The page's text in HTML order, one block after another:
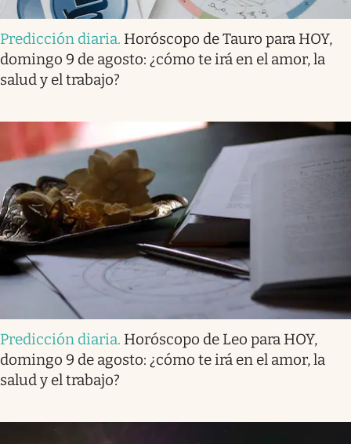
Predicción diaria. Horóscopo de Tauro para HOY,
domingo 9 de agosto: ¿cómo te irá en el amor, la
salud y el trabajo?
Predicción diaria. Horóscopo de Leo para HOY,
domingo 9 de agosto: ¿cómo te irá en el amor, la
salud y el trabajo?